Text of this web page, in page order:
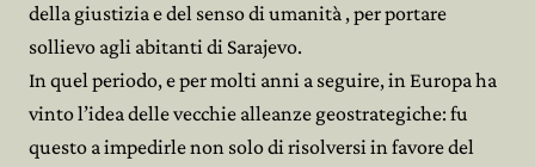
della giustizia e del senso di umanità , per portare
sollievo agli abitanti di Sarajevo.
In quel periodo, e per molti anni a seguire, in Europa ha
vinto l’idea delle vecchie alleanze geostrategiche: fu
questo a impedirle non solo di risolversi in favore del